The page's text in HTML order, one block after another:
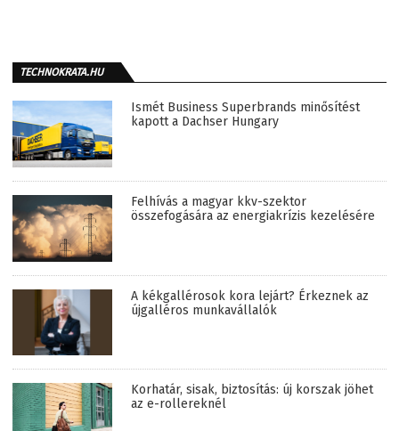
TECHNOKRATA.HU
Ismét Business Superbrands minősítést
kapott a Dachser Hungary
Felhívás a magyar kkv-szektor
összefogására az energiakrízis kezelésére
A kékgallérosok kora lejárt? Érkeznek az
újgalléros munkavállalók
Korhatár, sisak, biztosítás: új korszak jöhet
az e-rollereknél